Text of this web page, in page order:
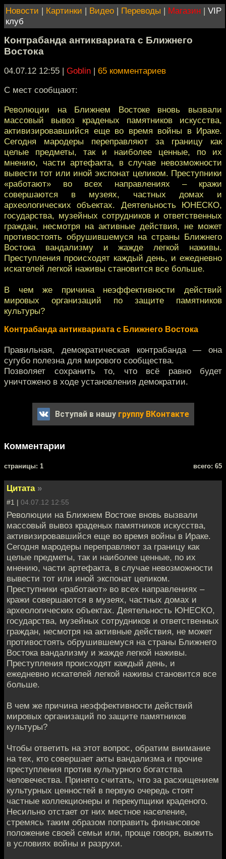
Новости | Картинки | Видео | Переводы | Магазин | VIP
клуб
Контрабанда антиквариата с Ближнего
Востока
04.07.12 12:55 | Goblin | 65 комментариев
С мест сообщают:
Революции на Ближнем Востоке вновь вызвали
массовый вывоз краденых памятников искусства,
активизировавшийся еще во время войны в Ираке.
Сегодня мародеры переправляют за границу как
целые предметы, так и наиболее ценные, по их
мнению, части артефакта, в случае невозможности
вывести тот или иной экспонат целиком. Преступники
«работают» во всех направлениях – кражи
совершаются в музеях, частных домах и
археологических объектах. Деятельность ЮНЕСКО,
государства, музейных сотрудников и ответственных
граждан, несмотря на активные действия, не может
противостоять обрушившемуся на страны Ближнего
Востока вандализму и жажде легкой наживы.
Преступления происходят каждый день, и ежедневно
искателей легкой наживы становится все больше.
В чем же причина неэффективности действий
мировых организаций по защите памятников
культуры?
Контрабанда антиквариата с Ближнего Востока
Правильная, демократическая контрабанда — она
сугубо полезна для мирового сообщества.
Позволяет сохранить то, что всё равно будет
уничтожено в ходе установления демократии.
Вступай в нашу группу ВКонтакте
Комментарии
cтраницы: 1 всего: 65
Цитата »
#1 | 04.07.12 12:55
Революции на Ближнем Востоке вновь вызвали
массовый вывоз краденых памятников искусства,
активизировавшийся еще во время войны в Ираке.
Сегодня мародеры переправляют за границу как
целые предметы, так и наиболее ценные, по их
мнению, части артефакта, в случае невозможности
вывести тот или иной экспонат целиком.
Преступники «работают» во всех направлениях –
кражи совершаются в музеях, частных домах и
археологических объектах. Деятельность ЮНЕСКО,
государства, музейных сотрудников и ответственных
граждан, несмотря на активные действия, не может
противостоять обрушившемуся на страны Ближнего
Востока вандализму и жажде легкой наживы.
Преступления происходят каждый день, и
ежедневно искателей легкой наживы становится все
больше.
В чем же причина неэффективности действий
мировых организаций по защите памятников
культуры?
Чтобы ответить на этот вопрос, обратим внимание
на тех, кто совершает акты вандализма и прочие
преступления против культурного богатства
человечества. Принято считать, что за расхищением
культурных ценностей в первую очередь стоят
частные коллекционеры и перекупщики краденого.
Несильно отстает от них местное население,
стремясь таким образом поправить финансовое
положение своей семьи или, проще говоря, выжить
в условиях войны и разрухи.